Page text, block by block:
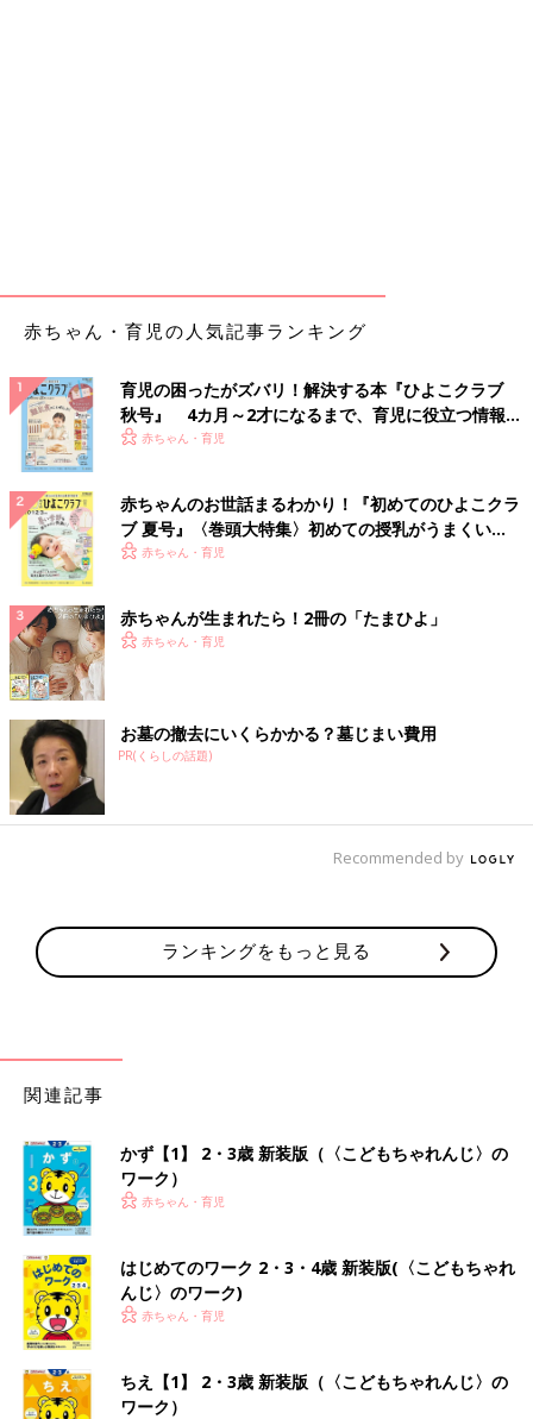
赤ちゃん・育児の人気記事ランキング
育児の困ったがズバリ！解決する本『ひよこクラブ
秋号』 4カ月～2才になるまで、育児に役立つ情報が
いっぱい！
赤ちゃん・育児
赤ちゃんのお世話まるわかり！『初めてのひよこクラ
ブ 夏号』〈巻頭大特集〉初めての授乳がうまくい
く！ おっぱい・ミルクの基本と夏のトラブル 解決テ
赤ちゃん・育児
赤ちゃんが生まれたら！2冊の「たまひよ」
赤ちゃん・育児
お墓の撤去にいくらかかる？墓じまい費用
PR(くらしの話題)
Recommended by
ランキングをもっと見る
関連記事
かず【1】 2・3歳 新装版（〈こどもちゃれんじ〉の
ワーク）
赤ちゃん・育児
はじめてのワーク 2・3・4歳 新装版(〈こどもちゃれ
んじ〉のワーク)
赤ちゃん・育児
ちえ【1】 2・3歳 新装版（〈こどもちゃれんじ〉の
ワーク）